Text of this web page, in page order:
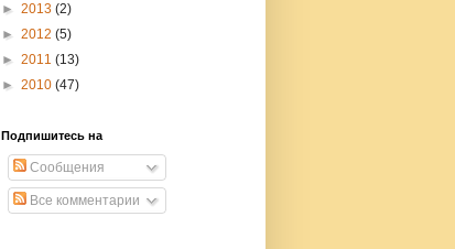
► 2013 (2)
► 2012 (5)
► 2011 (13)
► 2010 (47)
Подпишитесь на
Сообщения
Все комментарии